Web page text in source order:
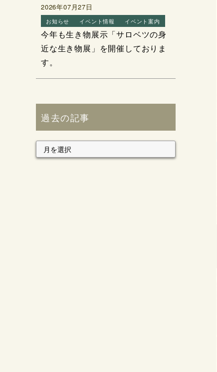
2026年07月27日
お知らせ イベント情報 イベント案内
今年も生き物展示「サロベツの身
近な生き物展」を開催しておりま
す。
過去の記事